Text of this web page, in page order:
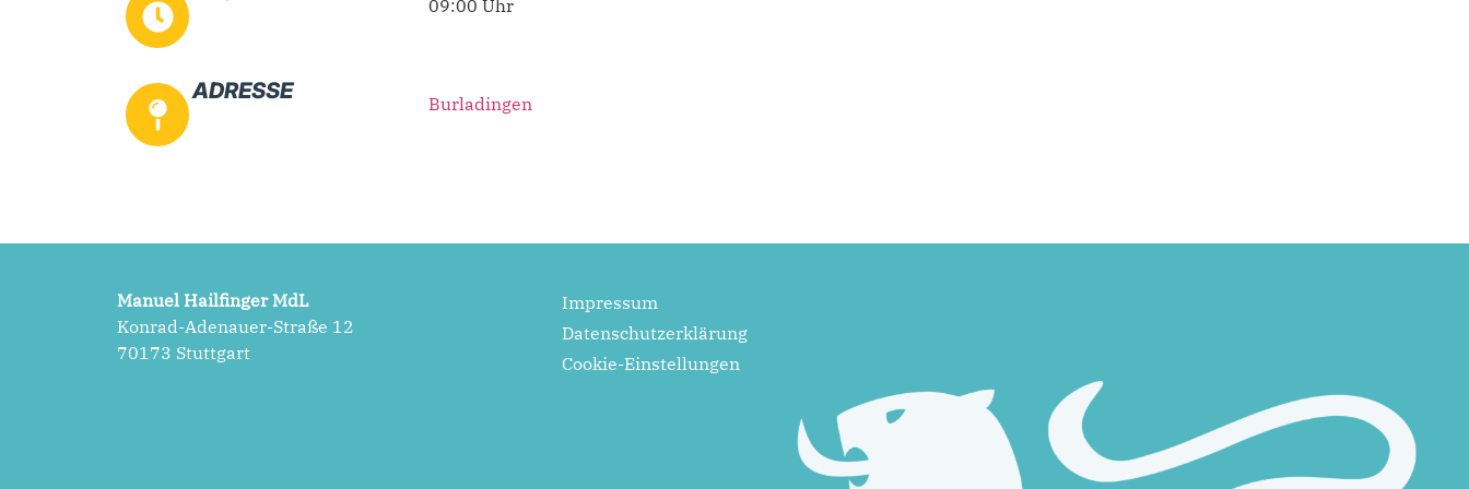
09:00 Uhr
ADRESSE Burladingen
Manuel Hailfinger MdL
Konrad-Adenauer-Straße 12
70173 Stuttgart
Impressum
Datenschutzerklärung
Cookie-Einstellungen